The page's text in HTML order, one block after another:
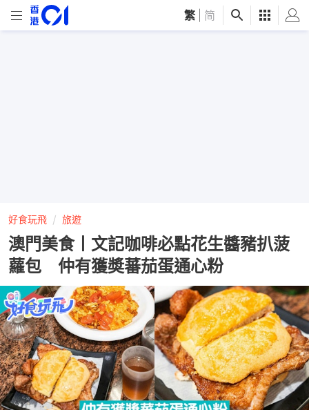
繁 简
好食玩飛 旅遊
澳門美食丨文記咖啡必點花生醬豬扒菠
蘿包 仲有獲奬蕃茄蛋通心粉